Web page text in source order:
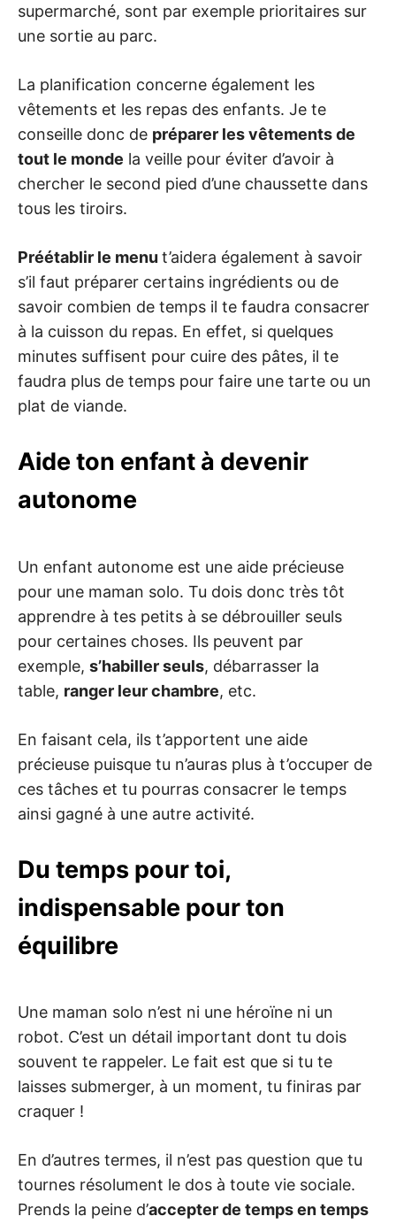
supermarché, sont par exemple prioritaires sur
une sortie au parc.
La planification concerne également les
vêtements et les repas des enfants. Je te
conseille donc de préparer les vêtements de
tout le monde la veille pour éviter d’avoir à
chercher le second pied d’une chaussette dans
tous les tiroirs.
Préétablir le menu t’aidera également à savoir
s’il faut préparer certains ingrédients ou de
savoir combien de temps il te faudra consacrer
à la cuisson du repas. En effet, si quelques
minutes suffisent pour cuire des pâtes, il te
faudra plus de temps pour faire une tarte ou un
plat de viande.
Aide ton enfant à devenir
autonome
Un enfant autonome est une aide précieuse
pour une maman solo. Tu dois donc très tôt
apprendre à tes petits à se débrouiller seuls
pour certaines choses. Ils peuvent par
exemple, s’habiller seuls, débarrasser la
table, ranger leur chambre, etc.
En faisant cela, ils t’apportent une aide
précieuse puisque tu n’auras plus à t’occuper de
ces tâches et tu pourras consacrer le temps
ainsi gagné à une autre activité.
Du temps pour toi,
indispensable pour ton
équilibre
Une maman solo n’est ni une héroïne ni un
robot. C’est un détail important dont tu dois
souvent te rappeler. Le fait est que si tu te
laisses submerger, à un moment, tu finiras par
craquer !
En d’autres termes, il n’est pas question que tu
tournes résolument le dos à toute vie sociale.
Prends la peine d’accepter de temps en temps